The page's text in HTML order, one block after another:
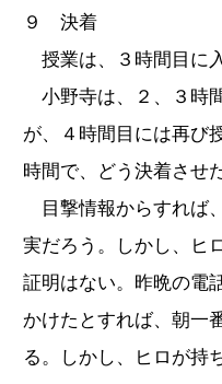
９ 決着
授業は、３時間目に
小野寺は、２、３時
が、４時間目には再び
時間で、どう決着させ
目撃情報からすれば
実だろう。しかし、ヒ
証明はない。昨晩の電
かけたとすれば、朝一
る。しかし、ヒロが持